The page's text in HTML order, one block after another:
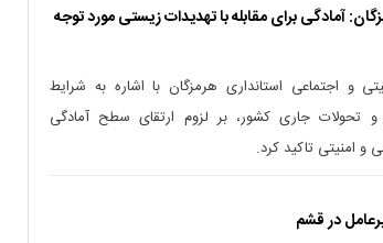
آمادگی برای مقابله با تهدیدات زیستی مورد توجه
و اجتماعی استانداری هرمزگان با اشاره به شرایط
و تحولات جاری کشور، بر لزوم ارتقای سطح آمادگی
و امنیتی تاکید کرد.
در قشم